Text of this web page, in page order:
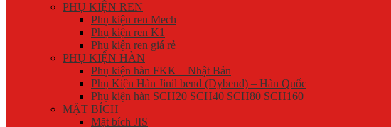
PHỤ KIỆN REN
Phụ kiện ren Mech
Phụ kiện ren K1
Phụ kiện ren giá rẻ
PHỤ KIỆN HÀN
Phụ kiện hàn FKK – Nhật Bản
Phụ Kiện Hàn Jinil bend (Dybend) – Hàn Quốc
Phụ kiện hàn SCH20 SCH40 SCH80 SCH160
MẶT BÍCH
Mặt bích JIS